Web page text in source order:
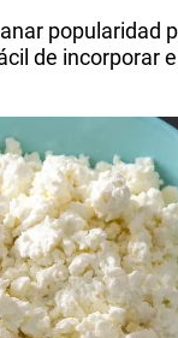
popularidad
de incorporar